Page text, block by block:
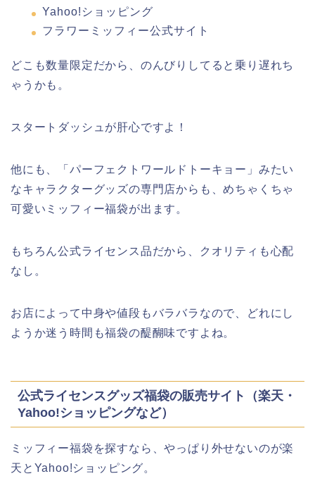
Yahoo!ショッピング
フラワーミッフィー公式サイト
どこも数量限定だから、のんびりしてると乗り遅れち
ゃうかも。
スタートダッシュが肝心ですよ！
他にも、「パーフェクトワールドトーキョー」みたい
なキャラクターグッズの専門店からも、めちゃくちゃ
可愛いミッフィー福袋が出ます。
もちろん公式ライセンス品だから、クオリティも心配
なし。
お店によって中身や値段もバラバラなので、どれにし
ようか迷う時間も福袋の醍醐味ですよね。
公式ライセンスグッズ福袋の販売サイト（楽天・
Yahoo!ショッピングなど）
ミッフィー福袋を探すなら、やっぱり外せないのが楽
天とYahoo!ショッピング。